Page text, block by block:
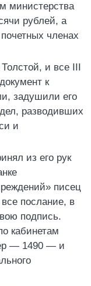
министерства
рублей, а
членах
и все III
к
задушили его
разводивших
и
из его рук
писец
послание, в
подпись.
кабинетам
— 1490 — и